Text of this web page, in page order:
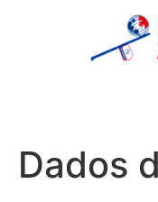
Dados